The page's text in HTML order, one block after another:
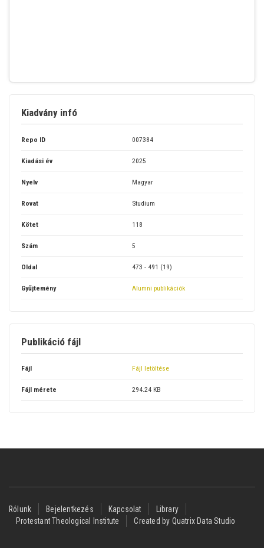
Kiadvány infó
Repo ID 007384
Kiadási év 2025
Nyelv Magyar
Rovat Studium
Kötet 118
Szám 5
Oldal 473 - 491 (19)
Gyűjtemény Alumni publikációk
Publikáció fájl
Fájl Fájl letöltése
Fájl mérete 294.24 KB
Footer
menu
Rólunk Bejelentkezés Kapcsolat
Library
Protestant Theological Institute
Created by Quatrix Data Studio